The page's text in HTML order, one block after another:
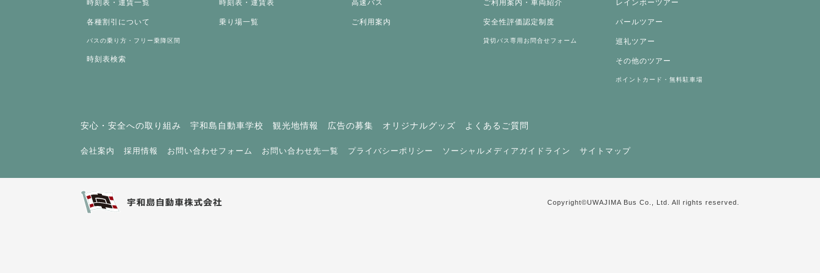
時刻表・運賃一覧
各種割引について
バスの乗り方・フリー乗降区間
時刻表検索
時刻表・運賃表
乗り場一覧
高速バス
ご利用案内
ご利用案内・車両紹介
安全性評価認定制度
貸切バス専用お問合せフォーム
レインボーツアー
パールツアー
巡礼ツアー
その他のツアー
ポイントカード・無料駐車場
安心・安全への取り組み 宇和島自動車学校 観光地情報 広告の募集 オリジナルグッズ よくあるご質問
会社案内 採用情報 お問い合わせフォーム お問い合わせ先一覧 プライバシーポリシー ソーシャルメディアガイドライン サイトマップ
Copyright©UWAJIMA Bus Co., Ltd. All rights reserved.